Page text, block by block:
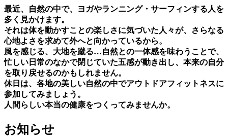
最近、⾃然の中で、ヨガやランニング・サーフィンする⼈を
多く⾒かけます。
それは体を動かすことの楽しさに気づいた⼈々が、さらなる
⼼地よさを求めて外へと向かっているから。
⾵を感じる、⼤地を蹴る…⾃然との⼀体感を味わうことで、
忙しい⽇常のなかで閉じていた五感が動き出し、本来の⾃分
を取り戻せるのかもしれません。
休⽇は、各地の美しい⾃然の中でアウトドアフィットネスに
参加してみましょう。
⼈間らしい本当の健康をつくってみませんか。
お知らせ